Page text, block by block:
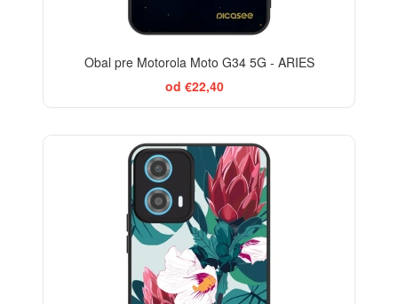
Obal pre Motorola Moto G34 5G - ARIES
od €22,40